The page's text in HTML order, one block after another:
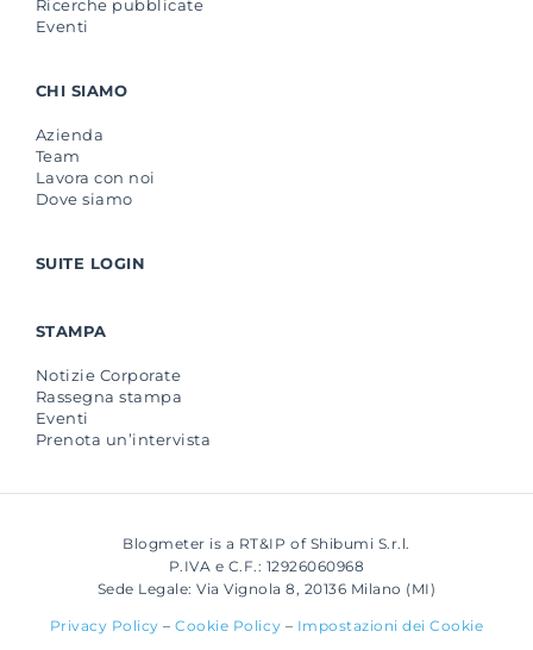
Ricerche pubblicate
Eventi
CHI SIAMO
Azienda
Team
Lavora con noi
Dove siamo
SUITE LOGIN
STAMPA
Notizie Corporate
Rassegna stampa
Eventi
Prenota un’intervista
Blogmeter is a RT&IP of Shibumi S.r.l.
P.IVA e C.F.: 12926060968
Sede Legale: Via Vignola 8, 20136 Milano (MI)
Privacy Policy –Cookie Policy – Impostazioni dei Cookie